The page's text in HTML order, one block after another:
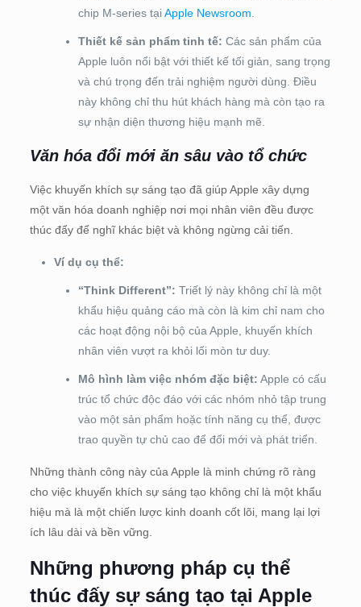
chip M-series tạiApple Newsroom
Thiết kế sản phẩm tinh tế: Các sản phẩm của
Apple luôn nổi bật với thiết kế tối giản, sang trọng
và chú trọng đến trải nghiệm người dùng. Điều
này không chỉ thu hút khách hàng mà còn tạo ra
sự nhận diện thương hiệu mạnh mẽ.
Văn hóa đổi mới ăn sâu vào tổ chức
Việc khuyến khích sự sáng tạo đã giúp Apple xây dựng
một văn hóa doanh nghiệp nơi mọi nhân viên đều được
thúc đẩy để nghĩ khác biệt và không ngừng cải tiến.
Ví dụ cụ thể:
“Think Different”: Triết lý này không chỉ là một
khẩu hiệu quảng cáo mà còn là kim chỉ nam cho
các hoạt động nội bộ của Apple, khuyến khích
nhân viên vượt ra khỏi lối mòn tư duy.
Mô hình làm việc nhóm đặc biệt: Apple có cấu
trúc tổ chức độc đáo với các nhóm nhỏ tập trung
vào một sản phẩm hoặc tính năng cụ thể, được
trao quyền tự chủ cao để đổi mới và phát triển.
Những thành công này của Apple là minh chứng rõ ràng
cho việc khuyến khích sự sáng tạo không chỉ là một khẩu
hiệu mà là một chiến lược kinh doanh cốt lõi, mang lại lợi
ích lâu dài và bền vững.
Những phương pháp cụ thể
thúc đấy sự sáng tạo tại Apple